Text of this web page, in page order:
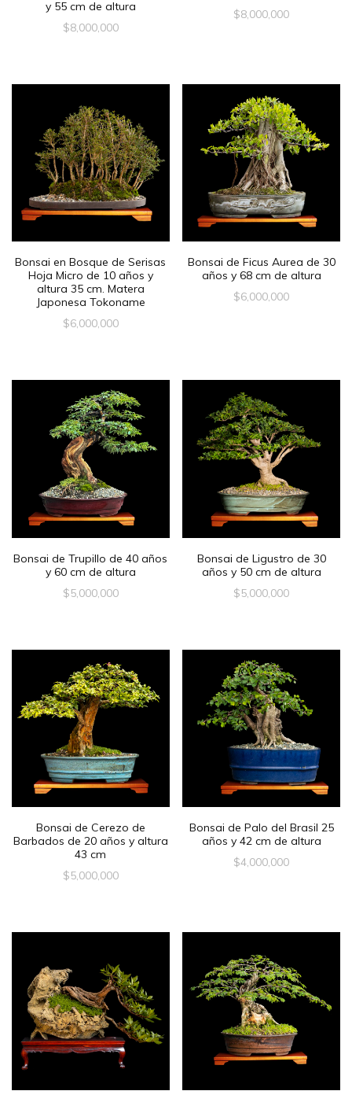
y 55 cm de altura
$8,000,000
$8,000,000
Bonsai en Bosque de Serisas
Hoja Micro de 10 años y
altura 35 cm. Matera
Japonesa Tokoname
$6,000,000
Bonsai de Ficus Aurea de 30
años y 68 cm de altura
$6,000,000
Bonsai de Trupillo de 40 años
y 60 cm de altura
$5,000,000
Bonsai de Ligustro de 30
años y 50 cm de altura
$5,000,000
Bonsai de Cerezo de
Barbados de 20 años y altura
43 cm
$5,000,000
Bonsai de Palo del Brasil 25
años y 42 cm de altura
$4,000,000